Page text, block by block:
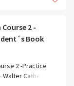
stránkovým
prvního po šestý
brožuru, přepis
na CD,
2 -
Book
2 -Practice
Catherine a